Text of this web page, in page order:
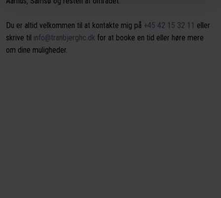
Du er altid velkommen til at kontakte mig på +45 42 15 32 11 eller
skrive til info@tranbjerghc.dk for at booke en tid eller høre mere
om dine muligheder.